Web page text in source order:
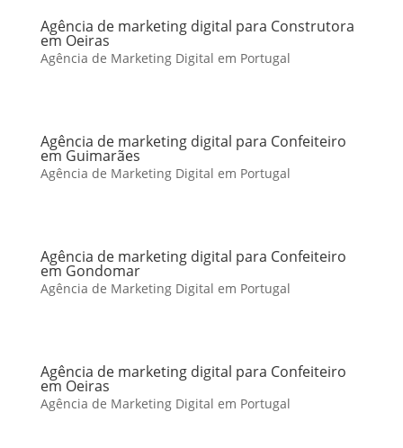
Agência de marketing digital para Construtora
em Oeiras
Agência de Marketing Digital em Portugal
Agência de marketing digital para Confeiteiro
em Guimarães
Agência de Marketing Digital em Portugal
Agência de marketing digital para Confeiteiro
em Gondomar
Agência de Marketing Digital em Portugal
Agência de marketing digital para Confeiteiro
em Oeiras
Agência de Marketing Digital em Portugal